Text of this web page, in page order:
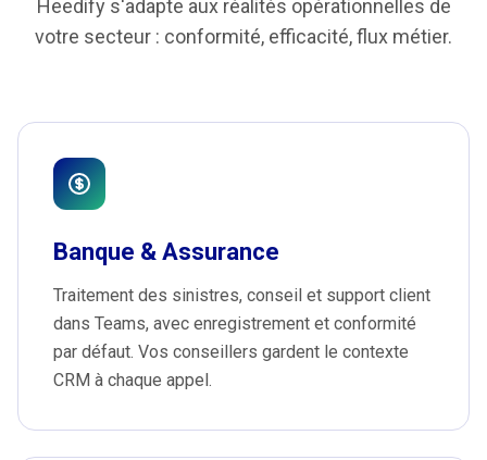
Heedify s'adapte aux réalités opérationnelles de
votre secteur : conformité, efficacité, flux métier.
Banque & Assurance
Traitement des sinistres, conseil et support client
dans Teams, avec enregistrement et conformité
par défaut. Vos conseillers gardent le contexte
CRM à chaque appel.